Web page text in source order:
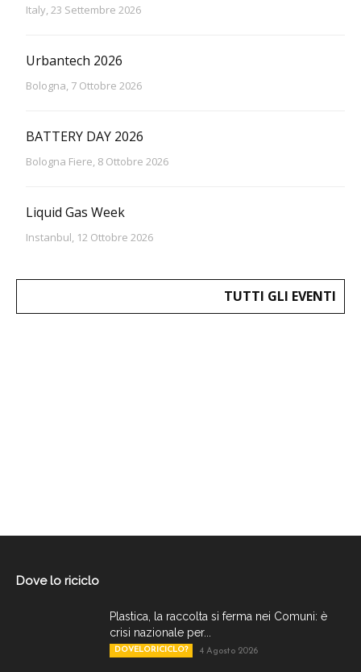
Italy, 23 Settembre 2026
Urbantech 2026
Bologna, 7 Ottobre 2026
BATTERY DAY 2026
Bologna Fiere, 8 Ottobre 2026
Liquid Gas Week
Instanbul, 12 Ottobre 2026
TUTTI GLI EVENTI
Dove lo riciclo
Plastica, la raccolta si ferma nei Comuni: è
crisi nazionale per...
DOVELORICICLO? 4 Agosto 2026